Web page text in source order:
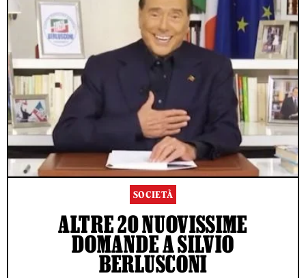
SOCIETÀ
ALTRE 20 NUOVISSIME
DOMANDE A SILVIO
BERLUSCONI